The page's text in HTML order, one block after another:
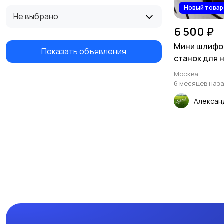
Не выбрано
Показать объявления
Новый товар
6 500 ₽
Мини
станок для
заготовок и
Москва
6 месяцев